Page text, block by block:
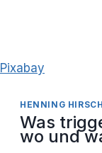
Pixabay
HENNING
Was
wo und